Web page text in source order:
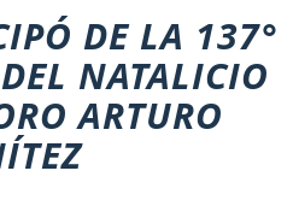
DE LA 137°
NATALICIO
ARTURO